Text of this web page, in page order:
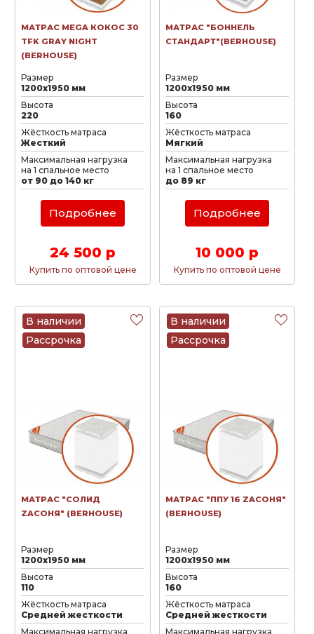
МАТРАС MEGA КОКОС 30
TFK GRAY NIGHT
(BERHOUSE)
Размер
1200х1950 мм
Высота
220
Жёсткость матраса
Жесткий
Максимальная нагрузка
на 1 спальное место
от 90 до 140 кг
Подробнее
24 500 р
Купить по оптовой цене
МАТРАС "БОННЕЛЬ
СТАНДАРТ"(BERHOUSE)
Размер
1200х1950 мм
Высота
160
Жёсткость матраса
Мягкий
Максимальная нагрузка
на 1 спальное место
до 89 кг
Подробнее
10 000 р
Купить по оптовой цене
В наличии
Рассрочка
МАТРАС "СОЛИД
ZAСОНЯ" (BERHOUSE)
Размер
1200х1950 мм
Высота
110
Жёсткость матраса
Средней жесткости
Максимальная нагрузка
В наличии
Рассрочка
МАТРАС "ППУ 16 ZAСОНЯ"
(BERHOUSE)
Размер
1200х1950 мм
Высота
160
Жёсткость матраса
Средней жесткости
Максимальная нагрузка